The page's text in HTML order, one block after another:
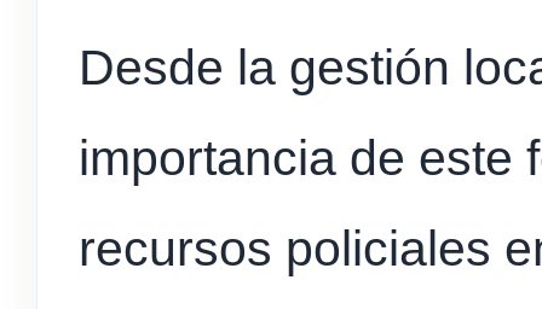
Desde la gestión
importancia de este
recursos policiales